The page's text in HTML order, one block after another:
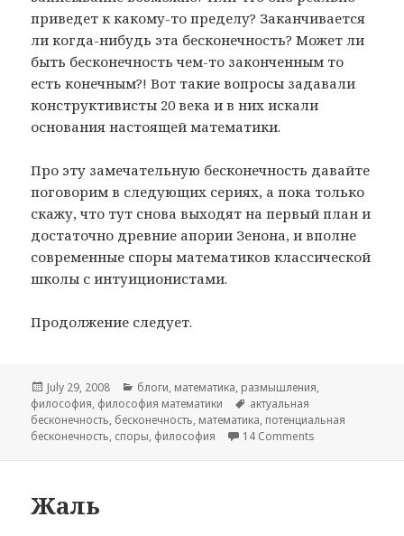
приведет к какому-то пределу? Заканчивается
ли когда-нибудь эта бесконечность? Может ли
быть бесконечность чем-то законченным то
есть конечным?! Вот такие вопросы задавали
конструктивисты 20 века и в них искали
основания настоящей математики.
Про эту замечательную бесконечность давайте
поговорим в следующих сериях, а пока только
скажу, что тут снова выходят на первый план и
достаточно древние апории Зенона, и вполне
современные споры математиков классической
школы с интуиционистами.
Продолжение следует.
Posted
on
July 29, 2008 Categories
блоги, математика, размышления,
философия, философия математики Tags
актуальная
бесконечность, бесконечность, математика, потенциальная
бесконечность, споры, философия 14 Comments
Жаль